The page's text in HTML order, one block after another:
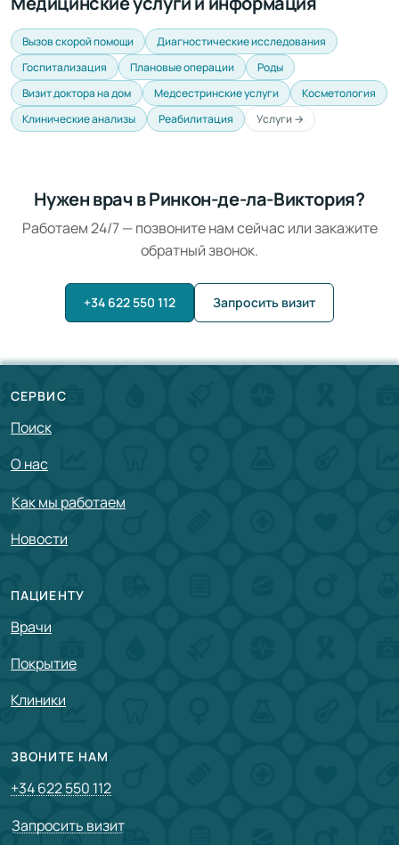
Вызов скорой помощи
Диагностические исследования
Госпитализация
Плановые операции
Роды
Визит доктора на дом
Медсестринские услуги
Косметология
Клинические анализы
Реабилитация Услуги →
Нужен врач в Ринкон-де-ла-Виктория?
Работаем 24/7 — позвоните нам сейчас или закажите
обратный звонок.
+34 622 550 112 Запросить визит
СЕРВИС
Поиск
О нас
Как мы работаем
Новости
ПАЦИЕНТУ
Врачи
Покрытие
Клиники
ЗВОНИТЕ НАМ
+34 622 550 112
Запросить визит